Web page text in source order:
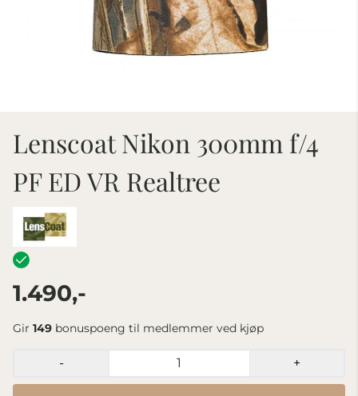
Lenscoat Nikon 300mm f/4
PF ED VR Realtree
1.490,-
Gir 149 bonuspoeng til medlemmer ved kjøp
- +